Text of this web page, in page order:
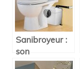
Sanibroyeur :
son
fonctionnement